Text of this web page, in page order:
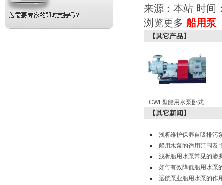
来源：本站 时间
浏览更多 船用泵
【其它产品】
CWF型船用水泵卧式
【其它新闻】
浅析维护保养自吸排污
船用水泵的适用范围及
浅析船用水泵常见的渗
如何有效降低船用水泵
远航泵业船用水泵的作